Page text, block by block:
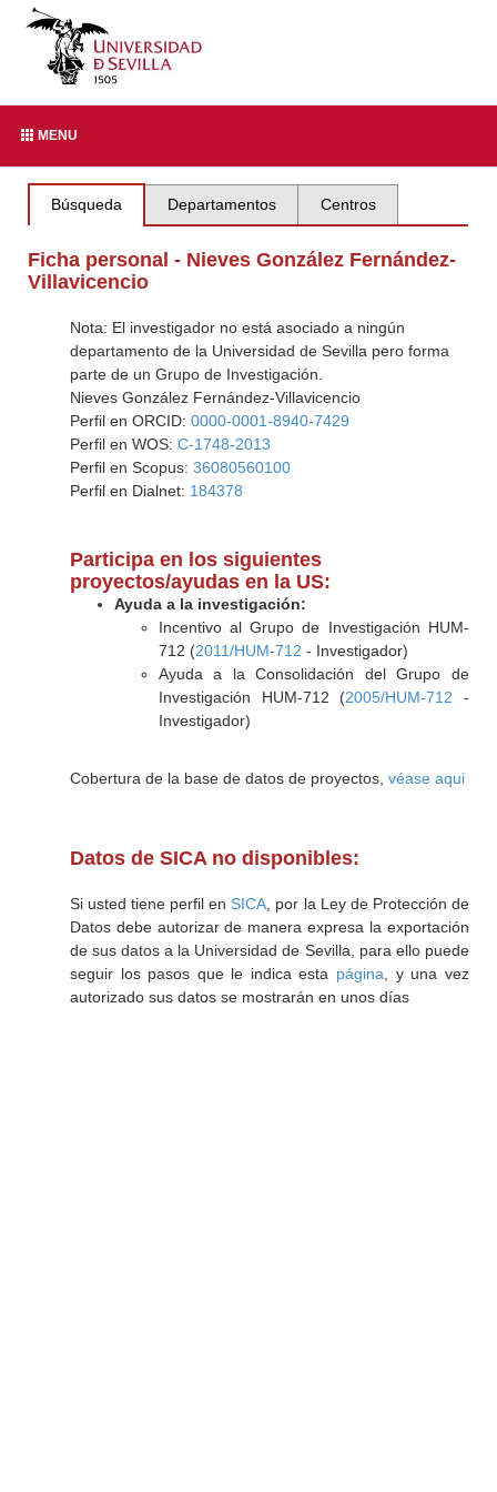
MENU
Búsqueda Departamentos Centros
Ficha personal - Nieves González Fernández-
Villavicencio
Nota: El investigador no está asociado a ningún
departamento de la Universidad de Sevilla pero forma
parte de un Grupo de Investigación.
Nieves González Fernández-Villavicencio
Perfil en ORCID: 0000-0001-8940-7429
Perfil en WOS: C-1748-2013
Perfil en Scopus: 36080560100
Perfil en Dialnet: 184378
Participa en los siguientes
proyectos/ayudas en la US:
Ayuda a la investigación:
Incentivo al Grupo de Investigación HUM-
712 (2011/HUM-712 - Investigador)
Ayuda a la Consolidación del Grupo de
Investigación HUM-712 (2005/HUM-712 -
Investigador)
Cobertura de la base de datos de proyectos, véase aqui
Datos de SICA no disponibles:
Si usted tiene perfil en SICA , por la Ley de Protección de
Datos debe autorizar de manera expresa la exportación
de sus datos a la Universidad de Sevilla, para ello puede
seguir los pasos que le indica esta página , y una vez
autorizado sus datos se mostrarán en unos días